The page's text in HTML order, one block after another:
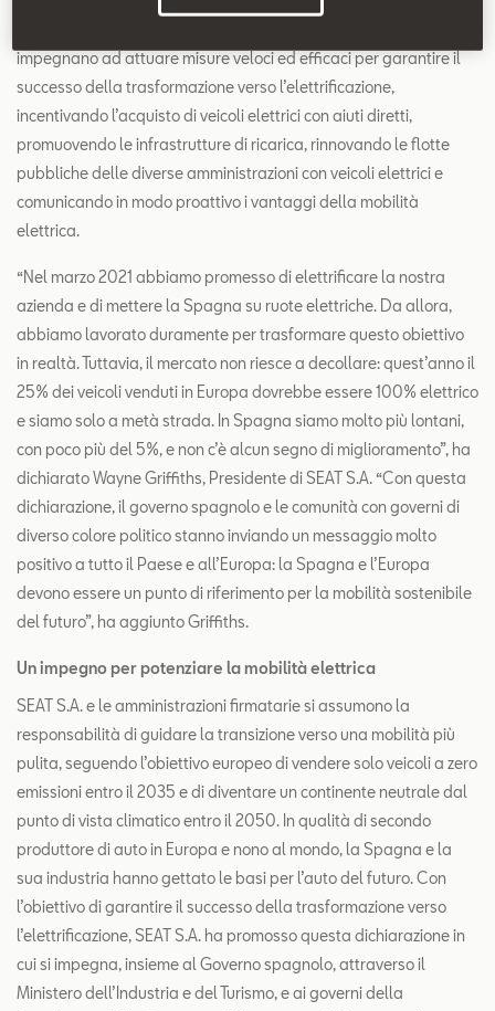
impegnano ad attuare misure veloci ed efficaci per garantire il
successo della trasformazione verso l’elettrificazione,
incentivando l’acquisto di veicoli elettrici con aiuti diretti,
promuovendo le infrastrutture di ricarica, rinnovando le flotte
pubbliche delle diverse amministrazioni con veicoli elettrici e
comunicando in modo proattivo i vantaggi della mobilità
elettrica.
“Nel marzo 2021 abbiamo promesso di elettrificare la nostra
azienda e di mettere la Spagna su ruote elettriche. Da allora,
abbiamo lavorato duramente per trasformare questo obiettivo
in realtà. Tuttavia, il mercato non riesce a decollare: quest’anno il
25% dei veicoli venduti in Europa dovrebbe essere 100% elettrico
e siamo solo a metà strada. In Spagna siamo molto più lontani,
con poco più del 5%, e non c’è alcun segno di miglioramento”, ha
dichiarato Wayne Griffiths, Presidente di SEAT S.A. “Con questa
dichiarazione, il governo spagnolo e le comunità con governi di
diverso colore politico stanno inviando un messaggio molto
positivo a tutto il Paese e all’Europa: la Spagna e l’Europa
devono essere un punto di riferimento per la mobilità sostenibile
del futuro”, ha aggiunto Griffiths.
Un impegno per potenziare la mobilità elettrica
SEAT S.A. e le amministrazioni firmatarie si assumono la
responsabilità di guidare la transizione verso una mobilità più
pulita, seguendo l’obiettivo europeo di vendere solo veicoli a zero
emissioni entro il 2035 e di diventare un continente neutrale dal
punto di vista climatico entro il 2050. In qualità di secondo
produttore di auto in Europa e nono al mondo, la Spagna e la
sua industria hanno gettato le basi per l’auto del futuro. Con
l’obiettivo di garantire il successo della trasformazione verso
l’elettrificazione, SEAT S.A. ha promosso questa dichiarazione in
cui si impegna, insieme al Governo spagnolo, attraverso il
Ministero dell’Industria e del Turismo, e ai governi della